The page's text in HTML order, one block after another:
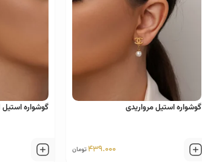
گوشواره استیل مرواریدی
439.000 تومان
گوشواره استیل BVLGARI